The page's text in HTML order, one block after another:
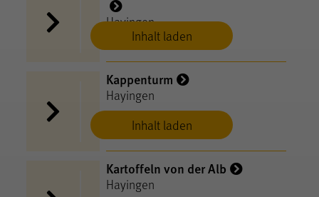
Inhalt laden
Hayingen
Inhalt laden
Kappenturm
Hayingen
Kartoffeln von der Alb
Hayingen